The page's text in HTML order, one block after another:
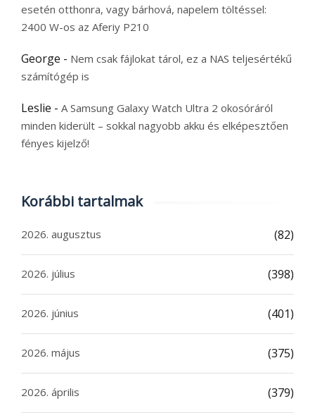
esetén otthonra, vagy bárhová, napelem töltéssel:
2400 W-os az Aferiy P210
George - Nem csak fájlokat tárol, ez a NAS teljesértékű
számítógép is
Leslie - A Samsung Galaxy Watch Ultra 2 okosóráról
minden kiderült – sokkal nagyobb akku és elképesztően
fényes kijelző!
Korábbi tartalmak
2026. augusztus (82)
2026. július (398)
2026. június (401)
2026. május (375)
2026. április (379)